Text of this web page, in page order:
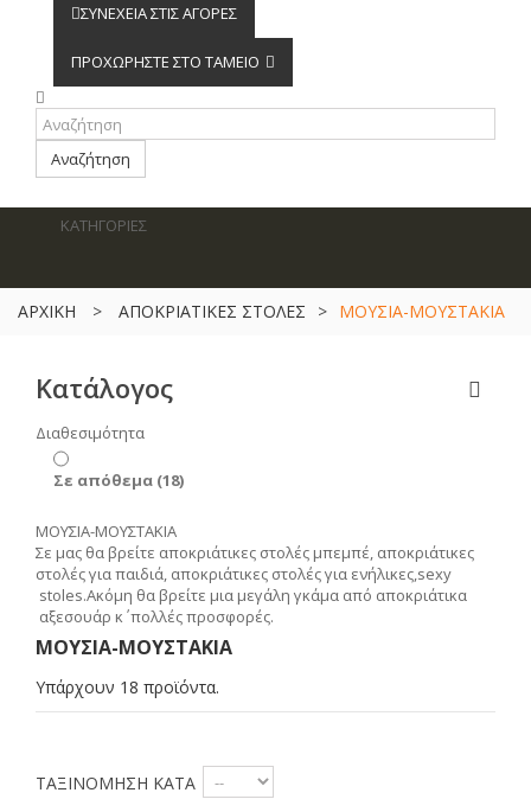
ΣΥΝΈΧΕΙΑ ΣΤΙΣ ΑΓΟΡΈΣ
ΠΡΟΧΩΡΉΣΤΕ ΣΤΟ ΤΑΜΕΊΟ
Αναζήτηση
ΚΑΤΗΓΟΡΙΕΣ
ΑΡΧΙΚΗ > ΑΠΟΚΡΙΑΤΙΚΕΣ ΣΤΟΛΕΣ > ΜΟΥΣΙΑ-ΜΟΥΣΤΑΚΙΑ
Κατάλογος
Διαθεσιμότητα
Σε απόθεμα (18)
ΜΟΥΣΙΑ-ΜΟΥΣΤΑΚΙΑ
Σε μας θα βρείτε αποκριάτικες στολές μπεμπέ, αποκριάτικες
στολές για παιδιά, αποκριάτικες στολές για ενήλικες,sexy
stoles.Ακόμη θα βρείτε μια μεγάλη γκάμα από αποκριάτικα
αξεσουάρ κ΄ πολλές προσφορές.
ΜΟΥΣΙΑ-ΜΟΥΣΤΑΚΙΑ
Υπάρχουν 18 προϊόντα.
ΤΑΞΙΝΌΜΗΣΗ ΚΑΤΆ